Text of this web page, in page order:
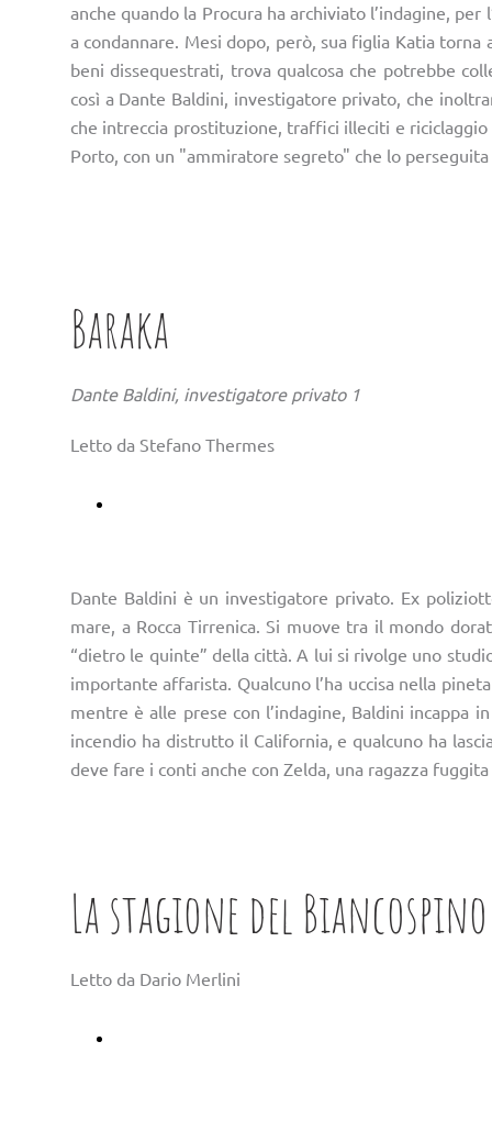
anche quando la Procura ha archiviato l’indagine,
a condannare. Mesi dopo, però, sua figlia Katia
beni dissequestrati, trova qualcosa che potrebbe
così a Dante Baldini, investigatore privato, che
che intreccia prostituzione, traffici illeciti e
Porto, con un "ammiratore segreto" che lo
Baraka
Dante Baldini, investigatore privato 1
Letto da Stefano Thermes
Dante Baldini è un investigatore privato. Ex
mare, a Rocca Tirrenica. Si muove tra il mondo
“dietro le quinte” della città. A lui si rivolge uno
importante affarista. Qualcuno l’ha uccisa nella
mentre è alle prese con l’indagine, Baldini incappa
incendio ha distrutto il California, e qualcuno ha
deve fare i conti anche con Zelda, una ragazza
La stagione del Biancospino
Letto da Dario Merlini